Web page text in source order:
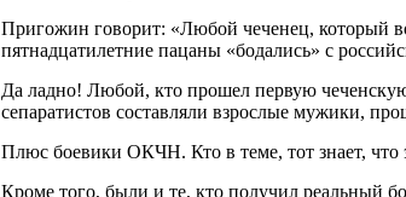
Пригожин говорит: «Любой чеченец, который
пятнадцатилетние пацаны «бодались» с
Да ладно! Любой, кто прошел первую
сепаратистов составляли взрослые мужики,
Плюс боевики ОКЧН. Кто в теме, тот знает, что
Кроме того, были и те, кто получил реальный